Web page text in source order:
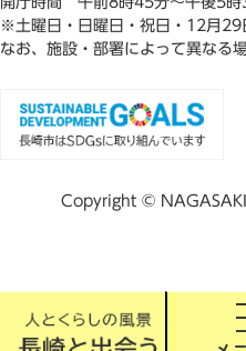
※土曜日・日曜日・祝日・12月29
なお、施設・部署によって異なる
Copyright ©